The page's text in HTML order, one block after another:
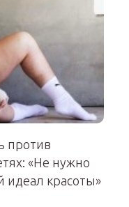
против
«Не нужно
идеал красоты»